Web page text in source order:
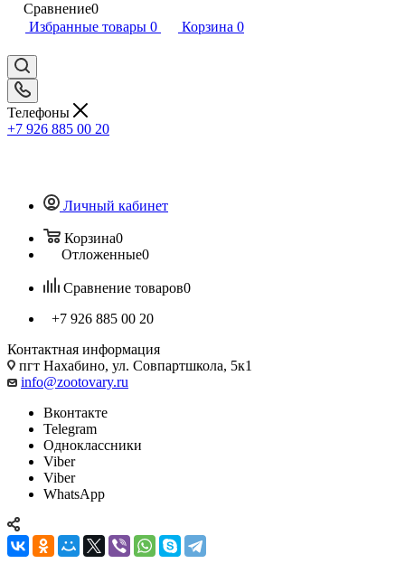
Сравнение0
Избранные товары 0 Корзина 0
Телефоны
+7 926 885 00 20
Личный кабинет
Корзина0
Отложенные0
Сравнение товаров0
+7 926 885 00 20
Контактная информация
пгт Нахабино, ул. Совпартшкола, 5к1
info@zootovary.ru
Вконтакте
Telegram
Одноклассники
Viber
Viber
WhatsApp